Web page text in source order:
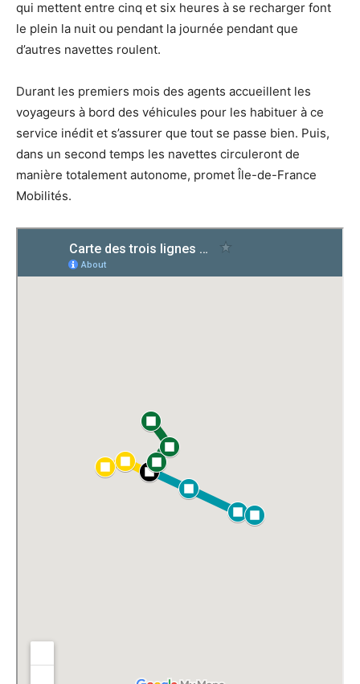
qui mettent entre cinq et six heures à se recharger font
le plein la nuit ou pendant la journée pendant que
d’autres navettes roulent.
Durant les premiers mois des agents accueillent les
voyageurs à bord des véhicules pour les habituer à ce
service inédit et s’assurer que tout se passe bien. Puis,
dans un second temps les navettes circuleront de
manière totalement autonome, promet Île-de-France
Mobilités.